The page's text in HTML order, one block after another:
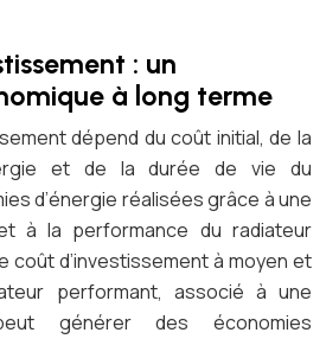
: un
à long terme
dépend du coût initial, de la
et de la durée de vie du
d’énergie réalisées grâce à une
à la performance du radiateur
coût d’investissement à moyen et
performant, associé à une
générer des économies